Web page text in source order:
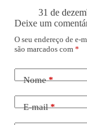
31 de
Deixe um
O seu endereço de e-
são marcados com *
Nome*
E-mail*